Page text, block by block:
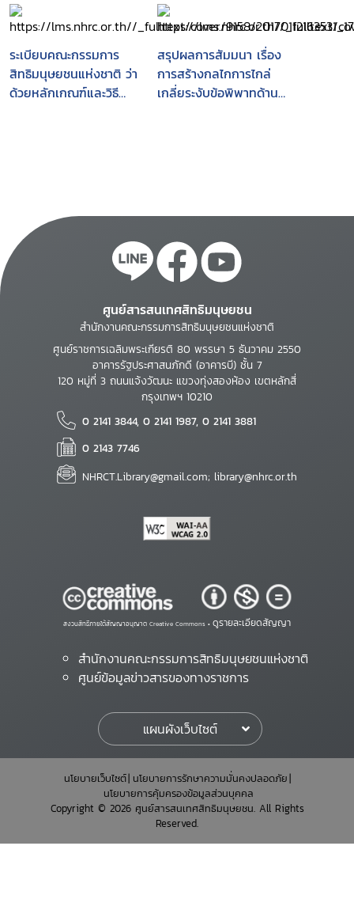
ระเบียบคณะกรรมการ
สิทธิมนุษยชนแห่งชาติ ว่า
ด้วยหลักเกณฑ์และวิธี
สรุปผลการสัมมนา เรื่อง
การสร้างกลไกการไกล่
เกลี่ยระงับข้อพิพาทด้าน
ศูนย์สารสนเทศสิทธิมนุษยชน
สำนักงานคณะกรรมการสิทธิมนุษยชนแห่งชาติ
ศูนย์ราชการเฉลิมพระเกียรติ 80 พรรษา 5 ธันวาคม 2550
อาคารรัฐประศาสนภักดี (อาคารบี) ชั้น 7
120 หมู่ที่ 3 ถนนแจ้งวัฒนะ แขวงทุ่งสองห้อง เขตหลักสี่
กรุงเทพฯ 10210
0 2141 3844, 0 2141 1987, 0 2141 3881
0 2143 7746
NHRCT.Library@gmail.com; library@nhrc.or.th
สงวนสิทธิ์ภายใต้สัญญาอนุญาต Creative Commons • ดูรายละเอียดสัญญา
สำนักงานคณะกรรมการสิทธิมนุษยชนแห่งชาติ
ศูนย์ข้อมูลข่าวสารของทางราชการ
แผนผังเว็บไซต์
นโยบายเว็บไซต์ นโยบายการรักษาความมั่นคงปลอดภัย
นโยบายการคุ้มครองข้อมูลส่วนบุคคล
Copyright © 2026 ศูนย์สารสนเทศสิทธิมนุษยชน. All Rights
Reserved.